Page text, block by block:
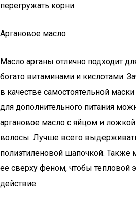
перегружать корни.
Аргановое масло
Масло арганы отлично подходит
богато витаминами и кислотами.
в качестве самостоятельной
для дополнительного питания
аргановое масло с яйцом и
волосы. Лучше всего
полиэтиленовой шапочкой. Также
ее сверху феном, чтобы тепловой
действие.